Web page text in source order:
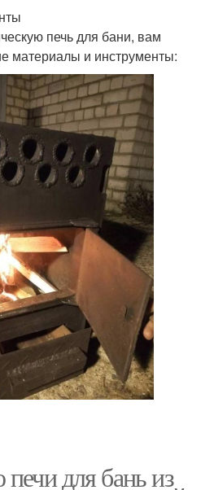
печь для бани, вам
материалы и инструменты:
печи для бань из